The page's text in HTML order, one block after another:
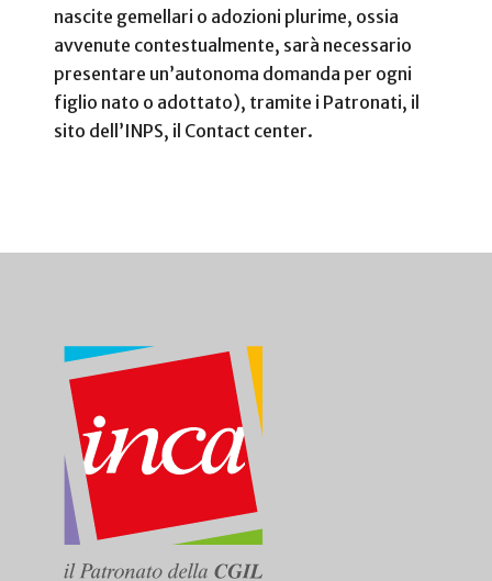
nascite gemellari o adozioni plurime, ossia
avvenute contestualmente, sarà necessario
presentare un’autonoma domanda per ogni
figlio nato o adottato), tramite i Patronati, il
sito dell’INPS, il Contact center.